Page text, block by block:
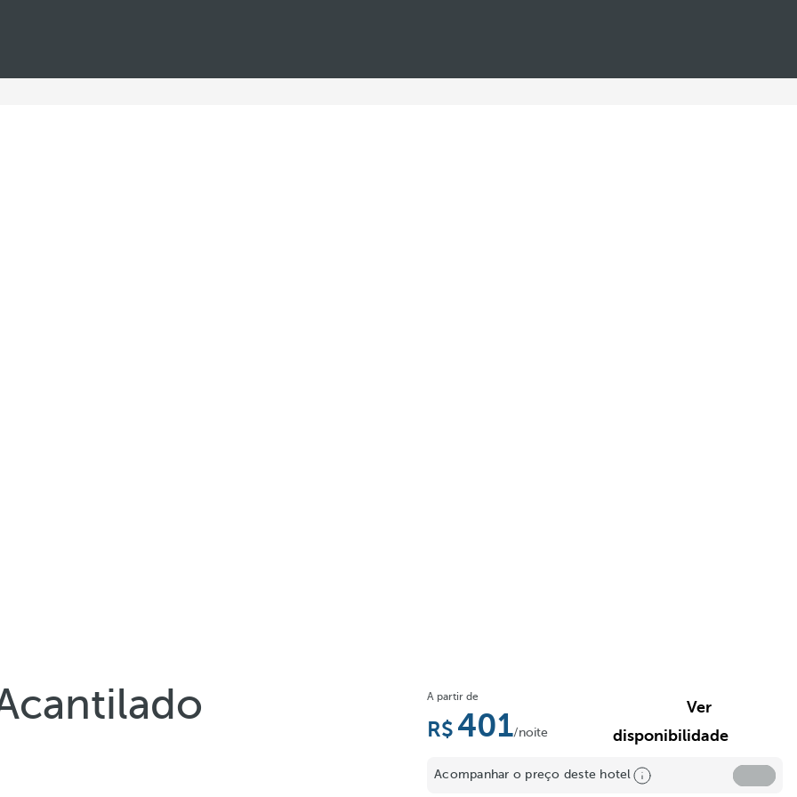
A partir de
401/noite
Ver
disponibilidade
Acompanhar o preço deste hotel